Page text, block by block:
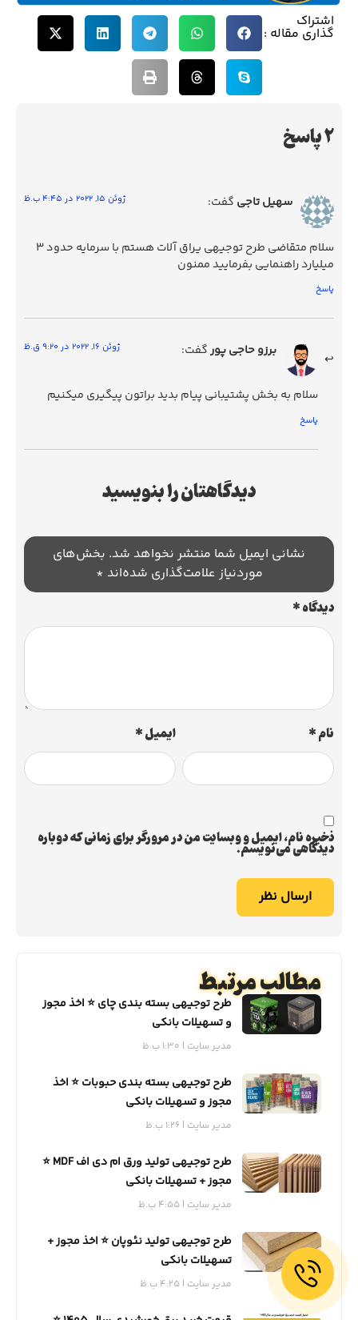
اشتراک
گذاری مقاله :
2 پاسخ
سهیل تاجی گفت: ژوئن 15, 2022 در 4:45 ب.ظ
سلام متقاضی طرح توجیهی یراق آلات هستم با سرمایه حدود 3
میلیارد راهنمایی بفرمایید ممنون
پاسخ
برزو حاجی پورگفت: ژوئن 16, 2022 در 9:20 ق.ظ
سلام به بخش پشتیبانی پیام بدید براتون پیگیری میکنیم
پاسخ
دیدگاهتان را بنویسید
نشانی ایمیل شما منتشر نخواهد شد. بخش‌های
موردنیاز علامت‌گذاری شده‌اند *
دیدگاه*
نام* ایمیل*
ذخیره نام، ایمیل و وبسایت من در مرورگر برای زمانی که دوباره
دیدگاهی می‌نویسم.
مطالب مرتبططرح توجیهی بسته بندی چای ⭐️ اخذ مجوز
و تسهیلات بانکی
مدیر سایت 1:30 ب.ظ
طرح توجیهی بسته بندی حبوبات ⭐️ اخذ
مجوز و تسهیلات بانکی
مدیر سایت 1:26 ب.ظ
طرح توجیهی تولید ورق ام دی اف MDF ⭐️
مجوز + تسهیلات بانکی
مدیر سایت 4:55 ب.ظ
طرح توجیهی تولید نئوپان ⭐️ اخذ مجوز +
تسهیلات بانکی
مدیر سایت 4:25 ب.ظ